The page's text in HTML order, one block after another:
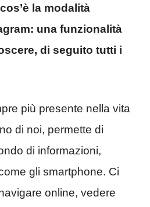
la modalità
una funzionalità
di seguito tutti i
più presente nella vita
di noi, permette di
di informazioni,
gli smartphone. Ci
online, vedere